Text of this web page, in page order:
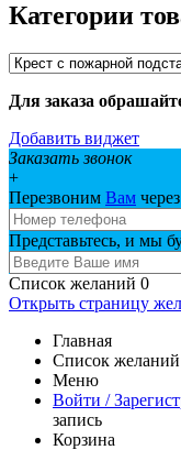
Категории
Для заказа
Добавить виджет
Заказать звонок
+
Перезвоним Вам
Представьтесь, и мы
Список желаний 0
Открыть страницу
Главная
Список желаний
Меню
Войти /
запись
Корзина